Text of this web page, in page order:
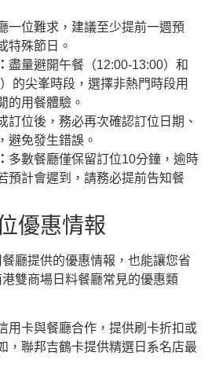
一位難求，建議至少提前一週預
特殊節日。
盡量避開午餐（12:00-13:00）和
的尖峯時段，選擇非熱門時段用
的用餐體驗。
訂位後，務必再次確認訂位日期、
避免發生錯誤。
多數餐廳僅保留訂位10分鐘，逾時
預計會遲到，請務必提前告知餐
優惠情報
廳提供的優惠情報，也能讓您省
雙商場日料餐廳常見的優惠類
用卡與餐廳合作，提供刷卡折扣或
，聯邦吉鶴卡提供精選日系名店最